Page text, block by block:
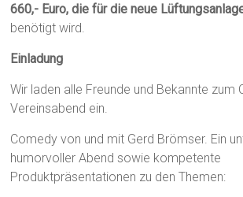
660,- Euro, die für die neue
benötigt wird.
Einladung
Wir laden alle Freunde und Bekannte zum
Vereinsabend ein.
Comedy von und mit Gerd Brömser. Ein
humorvoller Abend sowie kompetente
Produktpräsentationen zu den Themen: